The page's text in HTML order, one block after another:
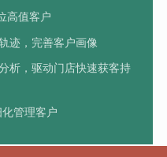
高值客户
迹，完善客户画像
析，驱动门店快速获客持
管理客户